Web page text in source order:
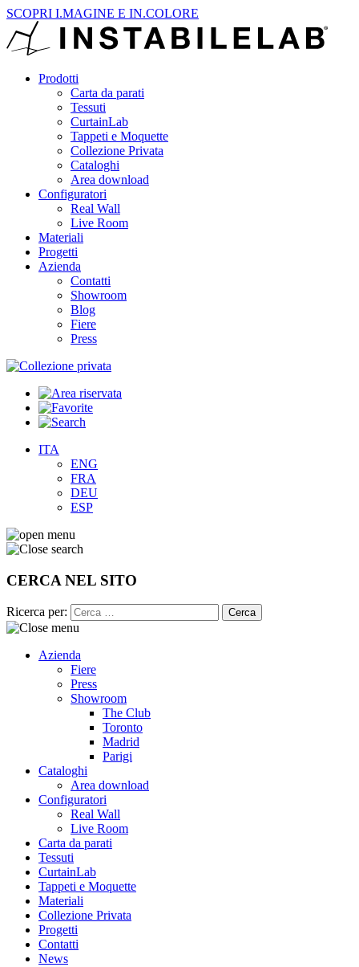
SCOPRI I.MAGINE E IN.COLORE
Prodotti
Carta da parati
Tessuti
CurtainLab
Tappeti e Moquette
Collezione Privata
Cataloghi
Area download
Configuratori
Real Wall
Live Room
Materiali
Progetti
Azienda
Contatti
Showroom
Blog
Fiere
Press
ITA
ENG
FRA
DEU
ESP
CERCA NEL SITO
Ricerca per:
Azienda
Fiere
Press
Showroom
The Club
Toronto
Madrid
Parigi
Cataloghi
Area download
Configuratori
Real Wall
Live Room
Carta da parati
Tessuti
CurtainLab
Tappeti e Moquette
Materiali
Collezione Privata
Progetti
Contatti
News